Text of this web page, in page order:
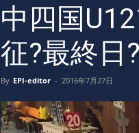
ユ
ー
プ
ラ
ス
中四国
征?最終日?
By EPI-editor - 2016年7月27日